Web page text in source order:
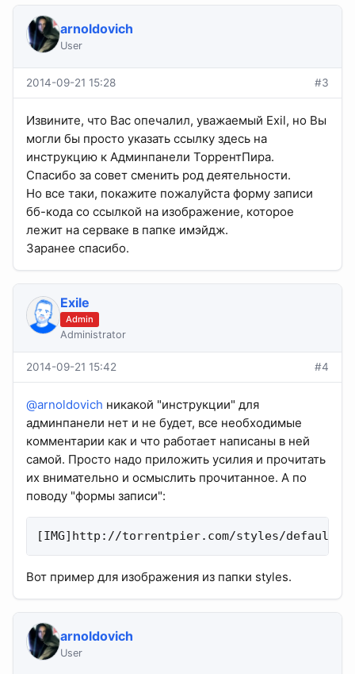
arnoldovich
User
2014-09-21 15:28 #3
Извините, что Вас опечалил, уважаемый Exil, но Вы
могли бы просто указать ссылку здесь на
инструкцию к Админпанели ТоррентПира.
Спасибо за совет сменить род деятельности.
Но все таки, покажите пожалуйста форму записи
бб-кода со ссылкой на изображение, которое
лежит на серваке в папке имэйдж.
Заранее спасибо.
Exile
Admin
Administrator
2014-09-21 15:42 #4
@arnoldovich никакой "инструкции" для
админпанели нет и не будет, все необходимые
комментарии как и что работает написаны в ней
самой. Просто надо приложить усилия и прочитать
их внимательно и осмыслить прочитанное. А по
поводу "формы записи":
[IMG]http://torrentpier.com/styles/default/
Вот пример для изображения из папки styles.
arnoldovich
User